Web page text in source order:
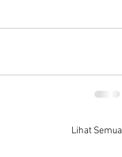
Lihat Semua